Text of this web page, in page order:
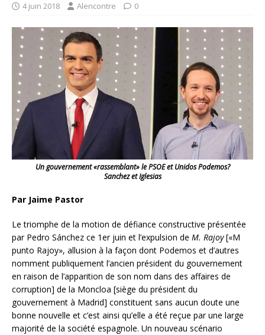
4 juin 2018 Alencontre 0
Un gouvernement «rassemblant» le PSOE et Unidos Podemos?
Sanchez et Iglesias
Par Jaime Pastor
Le triomphe de la motion de défiance constructive présentée
par Pedro Sánchez ce 1er juin et l’expulsion de M. Rajoy[«M
punto Rajoy», allusion à la façon dont Podemos et d’autres
nomment publiquement l’ancien président du gouvernement
en raison de l’apparition de son nom dans des affaires de
corruption] de la Moncloa [siège du président du
gouvernement à Madrid] constituent sans aucun doute une
bonne nouvelle et c’est ainsi qu’elle a été reçue par une large
majorité de la société espagnole. Un nouveau scénario